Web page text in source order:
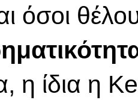
όσοι
η ίδια η